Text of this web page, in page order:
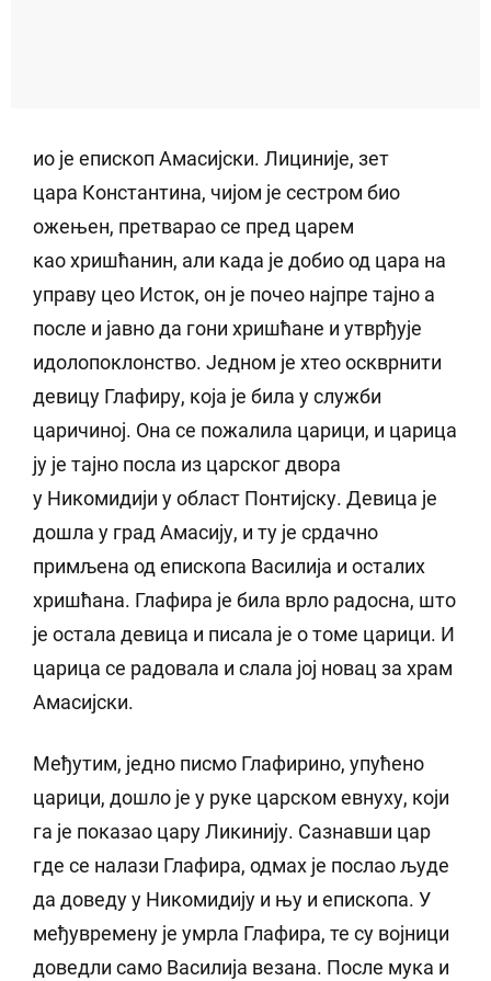
ио је епископ Амасијски. Лициније, зет
цара Константина, чијом је сестром био
ожењен, претварао се пред царем
као хришћанин, али када је добио од цара на
управу цео Исток, он је почео најпре тајно а
после и јавно да гони хришћане и утврђује
идолопоклонство. Једном је хтео оскврнити
девицу Глафиру, која је била у служби
царичиној. Она се пожалила царици, и царица
ју је тајно посла из царског двора
у Никомидији у област Понтијску. Девица је
дошла у град Амасију, и ту је срдачно
примљена од епископа Василија и осталих
хришћана. Глафира је била врло радосна, што
је остала девица и писала је о томе царици. И
царица се радовала и слала јој новац за храм
Амасијски.
Међутим, једно писмо Глафирино, упућено
царици, дошло је у руке царском евнуху, који
га је показао цару Ликинију. Сазнавши цар
где се налази Глафира, одмах је послао људе
да доведу у Никомидију и њу и епископа. У
међувремену је умрла Глафира, те су војници
доведли само Василија везана. После мука и